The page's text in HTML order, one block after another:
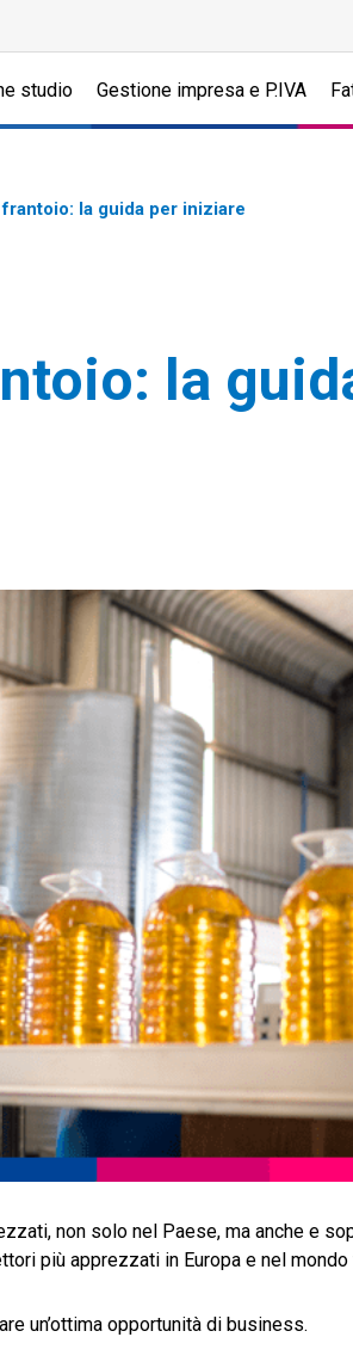
studio Gestione impresa e P.IVA
la guida per iniziare
la
non solo nel Paese, ma anche e
più apprezzati in Europa e nel
un’ottima opportunità di business.